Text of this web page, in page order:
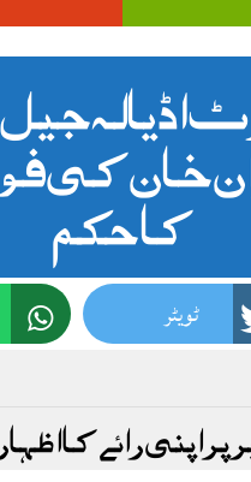
اڈیالہ
خان کی
کا حکم
ٹویٹر
اپنی رائے کا